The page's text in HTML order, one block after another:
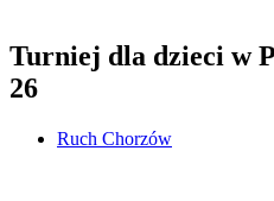
Turniej dla dzieci w
26
Ruch Chorzów